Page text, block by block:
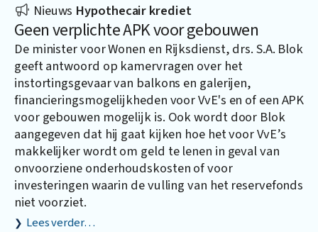
Nieuws Hypothecair krediet
Geen verplichte APK voor gebouwen
De minister voor Wonen en Rijksdienst, drs. S.A. Blok
geeft antwoord op kamervragen over het
instortingsgevaar van balkons en galerijen,
financieringsmogelijkheden voor VvE's en of een APK
voor gebouwen mogelijk is. Ook wordt door Blok
aangegeven dat hij gaat kijken hoe het voor VvE’s
makkelijker wordt om geld te lenen in geval van
onvoorziene onderhoudskosten of voor
investeringen waarin de vulling van het reservefonds
niet voorziet.
Lees verder…